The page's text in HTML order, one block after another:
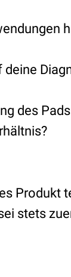
des
Produkt
stets